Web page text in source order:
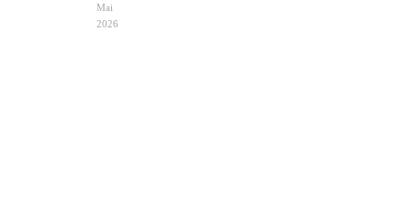
Mai
2026